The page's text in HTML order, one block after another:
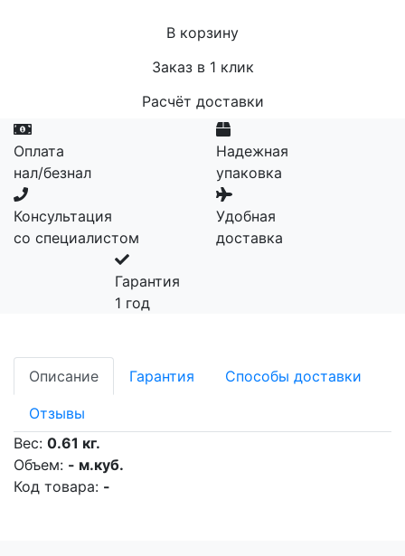
В корзину
Заказ в 1 клик
Расчёт доставки
Оплата
нал/безнал
Надежная
упаковка
Консультация
со специалистом
Удобная
доставка
Гарантия
1 год
Описание Гарантия Способы доставки
Отзывы
Вес: 0.61 кг.
Объем: - м.куб.
Код товара: -